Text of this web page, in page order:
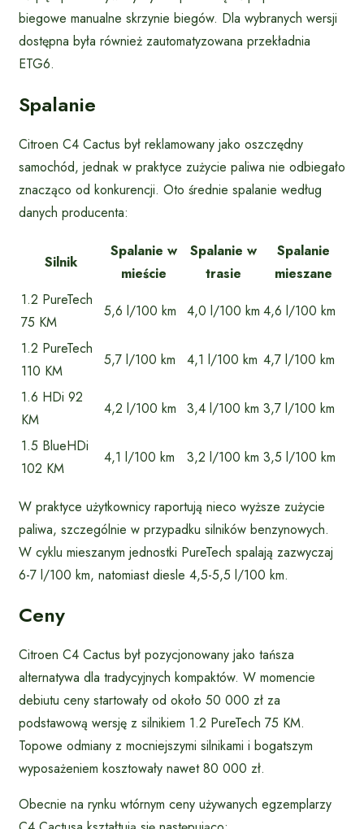
biegowe manualne skrzynie biegów. Dla wybranych wersji
dostępna była również zautomatyzowana przekładnia
ETG6.
Spalanie
Citroen C4 Cactus był reklamowany jako oszczędny
samochód, jednak w praktyce zużycie paliwa nie odbiegało
znacząco od konkurencji. Oto średnie spalanie według
danych producenta:
Silnik
Spalanie w
mieście
Spalanie w
trasie
Spalanie
mieszane
1.2 PureTech
75 KM
5,6 l/100 km 4,0 l/100 km 4,6 l/100 km
1.2 PureTech
110 KM
5,7 l/100 km 4,1 l/100 km 4,7 l/100 km
1.6 HDi 92
KM
4,2 l/100 km 3,4 l/100 km 3,7 l/100 km
1.5 BlueHDi
102 KM
4,1 l/100 km 3,2 l/100 km 3,5 l/100 km
W praktyce użytkownicy raportują nieco wyższe zużycie
paliwa, szczególnie w przypadku silników benzynowych.
W cyklu mieszanym jednostki PureTech spalają zazwyczaj
6-7 l/100 km, natomiast diesle 4,5-5,5 l/100 km.
Ceny
Citroen C4 Cactus był pozycjonowany jako tańsza
alternatywa dla tradycyjnych kompaktów. W momencie
debiutu ceny startowały od około 50 000 zł za
podstawową wersję z silnikiem 1.2 PureTech 75 KM.
Topowe odmiany z mocniejszymi silnikami i bogatszym
wyposażeniem kosztowały nawet 80 000 zł.
Obecnie na rynku wtórnym ceny używanych egzemplarzy